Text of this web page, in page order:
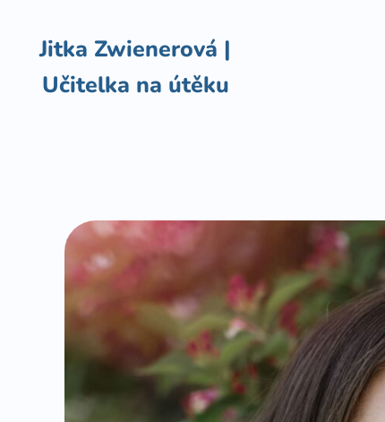
obsah
Jitka Zwienerová |
Učitelka na útěku